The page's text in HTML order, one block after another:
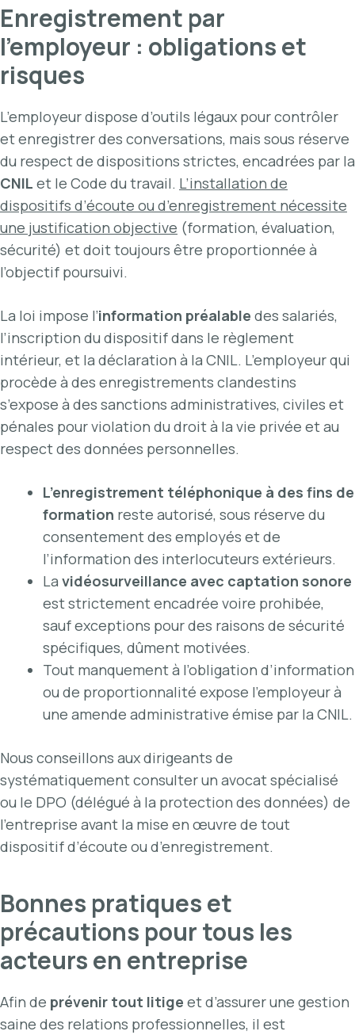
Enregistrement par
l’employeur : obligations et
risques
L’employeur dispose d’outils légaux pour contrôler
et enregistrer des conversations, mais sous réserve
du respect de dispositions strictes, encadrées par la
CNIL et le Code du travail. L’installation de
dispositifs d’écoute ou d’enregistrement nécessite
une justification objective (formation, évaluation,
sécurité) et doit toujours être proportionnée à
l’objectif poursuivi.
La loi impose l’information préalable des salariés,
l’inscription du dispositif dans le règlement
intérieur, et la déclaration à la CNIL. L’employeur qui
procède à des enregistrements clandestins
s’expose à des sanctions administratives, civiles et
pénales pour violation du droit à la vie privée et au
respect des données personnelles.
L’enregistrement téléphonique à des fins de
formation reste autorisé, sous réserve du
consentement des employés et de
l’information des interlocuteurs extérieurs.
La vidéosurveillance avec captation sonore
est strictement encadrée voire prohibée,
sauf exceptions pour des raisons de sécurité
spécifiques, dûment motivées.
Tout manquement à l’obligation d’information
ou de proportionnalité expose l’employeur à
une amende administrative émise par la CNIL.
Nous conseillons aux dirigeants de
systématiquement consulter un avocat spécialisé
ou le DPO (délégué à la protection des données) de
l’entreprise avant la mise en œuvre de tout
dispositif d’écoute ou d’enregistrement.
Bonnes pratiques et
précautions pour tous les
acteurs en entreprise
Afin de prévenir tout litige et d’assurer une gestion
saine des relations professionnelles, il est